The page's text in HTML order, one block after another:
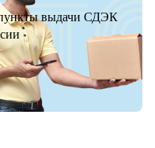
пункты выдачи СДЭК